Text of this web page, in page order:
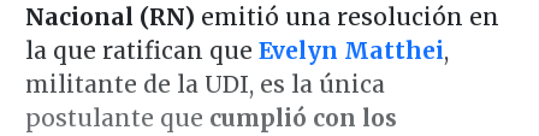
Nacional (RN) emitió una resolución en
la que ratifican que Evelyn Matthei,
militante de la UDI, es la única
postulante que cumplió con los